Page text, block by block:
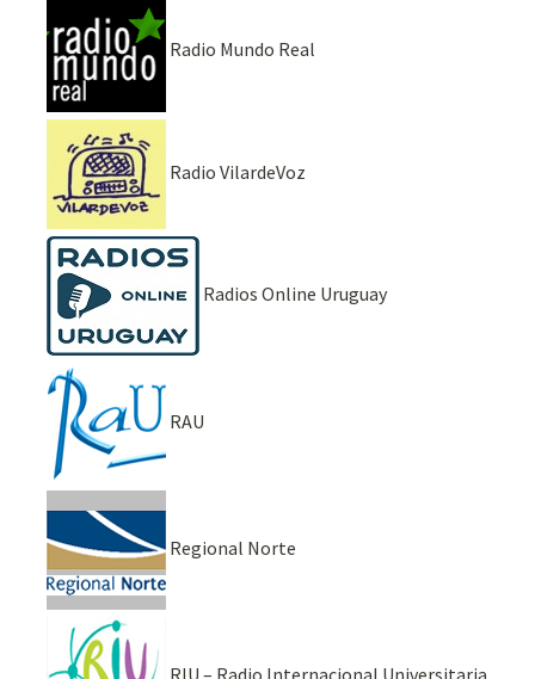
Radio Mundo Real
Radio VilardeVoz
Radios Online Uruguay
RAU
Regional Norte